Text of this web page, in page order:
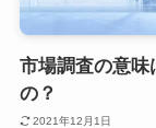
市場調査の意味
の？
2021年12月1日